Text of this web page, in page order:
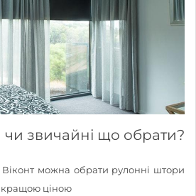
звичайні що обрати?
можна обрати рулонні штори
ціною